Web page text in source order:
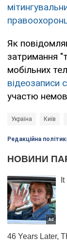
Як
затримання
мобільних
відеозаписи
участю
Україна Київ
Редакційна